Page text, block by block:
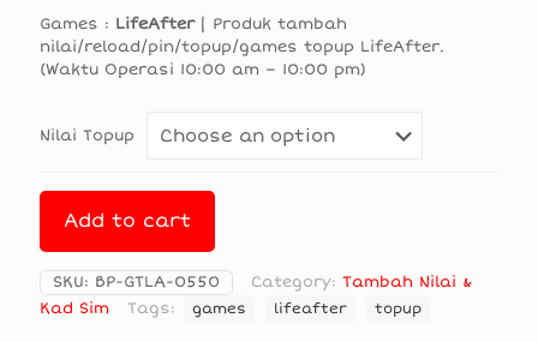
Games : LifeAfter | Produk tambah
nilai/reload/pin/topup/games topup LifeAfter.
(Waktu Operasi 10:00 am – 10:00 pm)
Nilai Topup
Add to cart
SKU: BP-GTLA-0550 Category: Tambah Nilai &
Kad Sim
Tags: games lifeafter topup